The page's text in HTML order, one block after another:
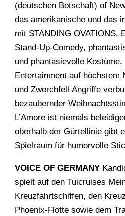
(deutschen Botschaft) of
das amerikanische und das
mit STANDING OVATIONS.
Stand-Up-Comedy,
und phantasievolle
Entertainment auf höchstem
und Zwerchfell Angriffe
bezaubernder
L’Amore ist niemals
oberhalb der Gürtellinie gibt
Spielraum für humorvolle
VOICE OF GERMANY
spielt auf den Tuicruises
Kreuzfahrtschiffen, den
Phoenix-Flotte sowie dem